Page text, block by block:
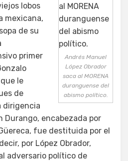
Andrés Manuel
López Obrador
saca al MORENA
duranguense del
abismo político.
lobos
mexicana,
de su
primer
le
de
dirigencia
Durango, encabezada por
fue destituida por el
por López Obrador,
adversario político de